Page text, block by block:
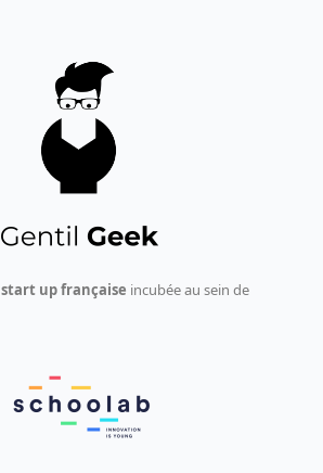
start up française incubée au sein de